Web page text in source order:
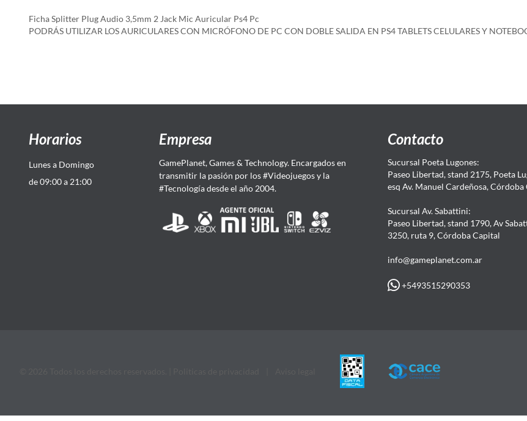
Ficha Splitter Plug Audio 3,5mm 2 Jack Mic Auricular Ps4 Pc
PODRÁS UTILIZAR LOS AURICULARES CON MICRÓFONO DE PC CON DOBLE SALIDA EN PS4 TABLETS CELULARES Y
Horarios
Lunes a Domingo
de 09:00 a 21:00
Empresa
GamePlanet, Games & Technology. Encargados en
transmitir la pasión por los #Videojuegos y la
#Tecnología desde el año 2004.
Contacto
Sucursal Poeta Lugones:
Paseo Libertad, stand 2175, Poeta
esq Av. Manuel Cardeñosa, Córdoba
Sucursal Av. Sabattini:
Paseo Libertad, stand 1790, Av
3250, ruta 9, Córdoba Capital
info@gameplanet.com.ar
+5493515290353